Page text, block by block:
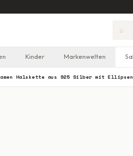
⌕
Kinder Markenwelten
Halskette aus 925 Silber mit